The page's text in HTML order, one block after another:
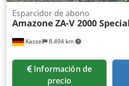
Kassel 8.494 km
Esparcidor de abono
Amazone ZA-V 2000 Special
Información de
precio